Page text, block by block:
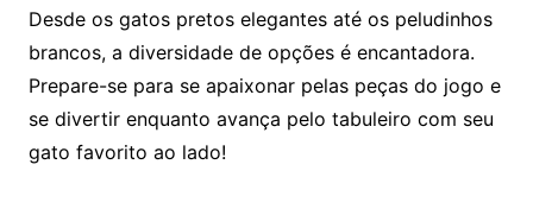
Desde os gatos pretos elegantes até os peludinhos
brancos, a diversidade de opções é encantadora.
Prepare-se para se apaixonar pelas peças do jogo e
se divertir enquanto avança pelo tabuleiro com seu
gato favorito ao lado!